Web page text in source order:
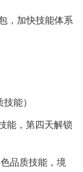
，加快技能体系
能）
能，第四天解锁
品质技能，境